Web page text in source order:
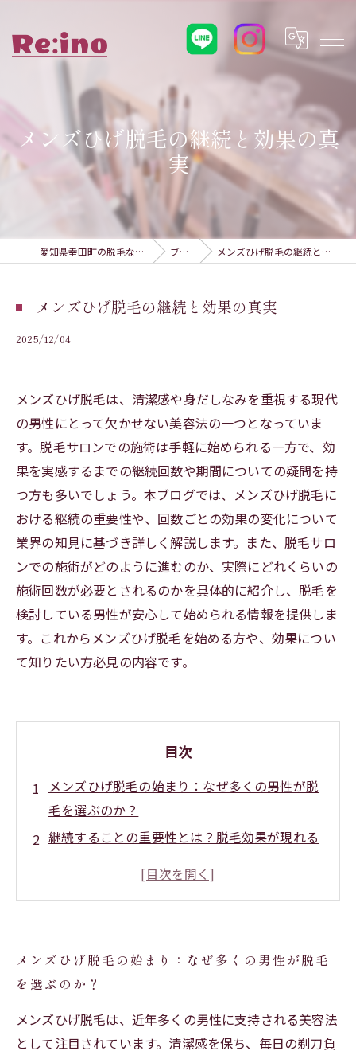
メンズひげ脱毛の継続と効果の真
実
愛知県幸田町の脱毛ならRe:ino ブログ メンズひげ脱毛の継続と効果の真実
メンズひげ脱毛の継続と効果の真実
2025/12/04
メンズひげ脱毛は、清潔感や身だしなみを重視する現代
の男性にとって欠かせない美容法の一つとなっていま
す。脱毛サロンでの施術は手軽に始められる一方で、効
果を実感するまでの継続回数や期間についての疑問を持
つ方も多いでしょう。本ブログでは、メンズひげ脱毛に
おける継続の重要性や、回数ごとの効果の変化について
業界の知見に基づき詳しく解説します。また、脱毛サロ
ンでの施術がどのように進むのか、実際にどれくらいの
施術回数が必要とされるのかを具体的に紹介し、脱毛を
検討している男性が安心して始められる情報を提供しま
す。これからメンズひげ脱毛を始める方や、効果につい
て知りたい方必見の内容です。
目次
メンズひげ脱毛の始まり：なぜ多くの男性が脱
毛を選ぶのか？
継続することの重要性とは？脱毛効果が現れる
施術の流れを徹底解説！脱毛サロンでのステッ
とその実感
脱毛完了までの道のり：継続した先にある清潔
感と自信
初心者必見！メンズひげ脱毛を失敗しないため
メンズひげ脱毛の始まり：なぜ多くの男性が脱毛
を選ぶのか？
メンズひげ脱毛は、近年多くの男性に支持される美容法
として注目されています。清潔感を保ち、毎日の剃刀負